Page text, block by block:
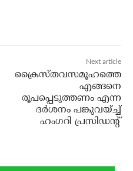
Next article
ക്രൈസ്തവസമൂഹത്തെ
എങ്ങനെ
രൂപപ്പെടുത്തണം എന്ന
ദര്‍ശനം പങ്കുവയ്ച്ച്
ഹംഗറി പ്രസിഡന്റ്